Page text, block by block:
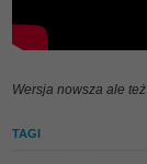
Wersja nowsza ale też
TAGI